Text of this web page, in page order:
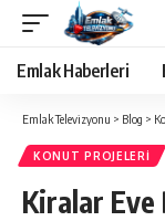
Emlak Haberleri
Emlak Televizyonu > Blog >
KONUT PROJELERI
Kiralar Eve